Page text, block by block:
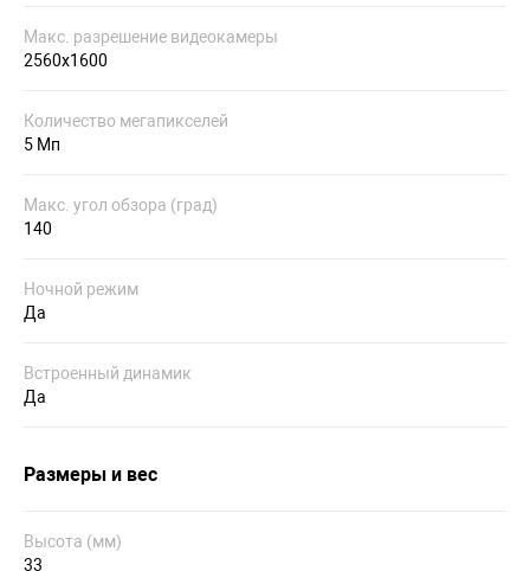
Макс. разрешение видеокамеры
2560х1600
Количество мегапикселей
5 Мп
Макс. угол обзора (град)
140
Ночной режим
Да
Встроенный динамик
Да
Размеры и вес
Высота (мм)
33